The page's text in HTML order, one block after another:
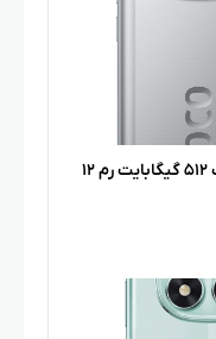
گوشی موبایل پوکو Poco X7 ظرفیت ۵۱۲ گیگابایت رم ۱۲